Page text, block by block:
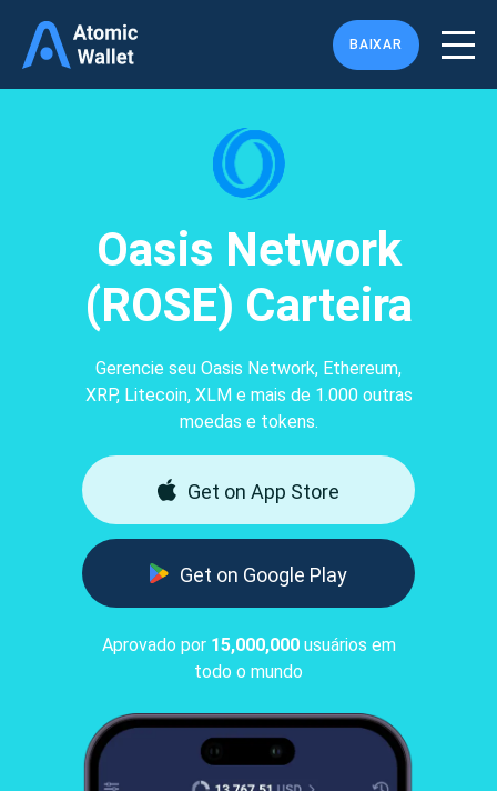
BAIXAR
Oasis Network
(ROSE) Carteira
Gerencie seu Oasis Network, Ethereum,
XRP, Litecoin, XLM e mais de 1.000 outras
moedas e tokens.
Get on App Store
Get on Google Play
Aprovado por 15,000,000usuários em
todo o mundo